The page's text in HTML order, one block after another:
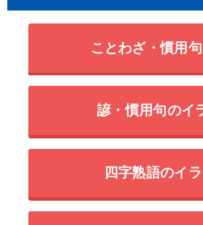
ことわざ・慣用
諺・慣用句のイ
四字熟語のイ